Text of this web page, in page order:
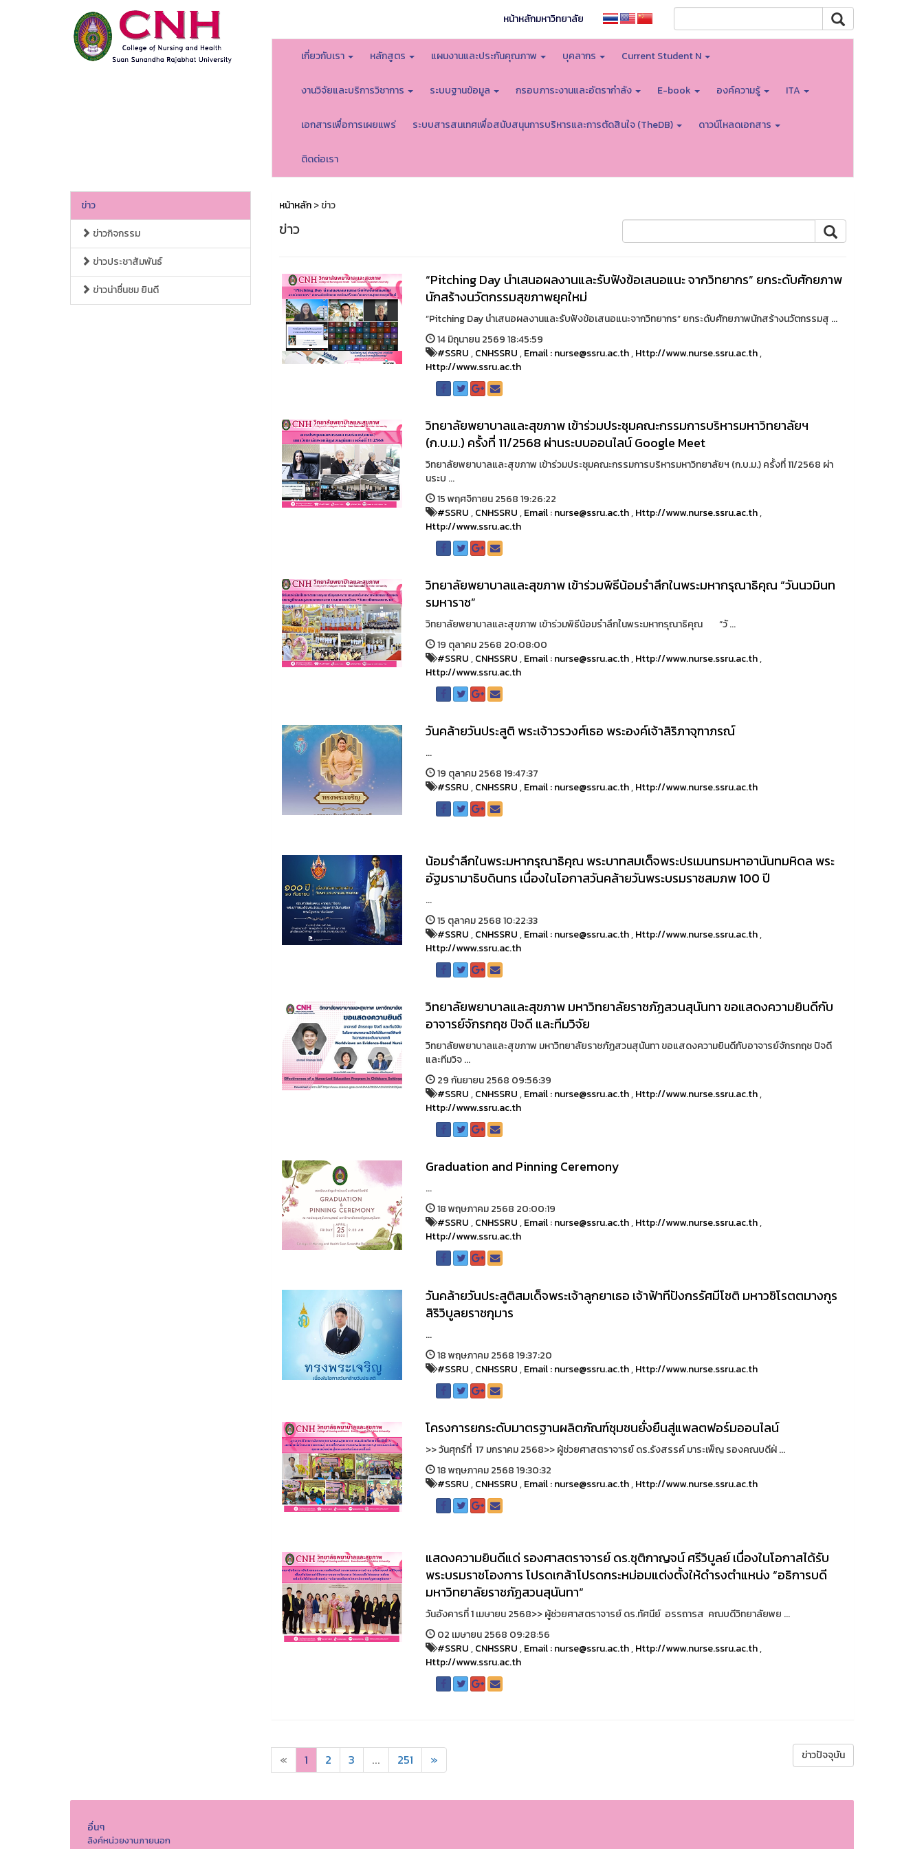
หน้าหลักมหาวิทยาลัย
เกี่ยวกับเรา หลักสูตร แผนงานและประกันคุณภาพ บุคลากร Current Student N
งานวิจัยและบริการวิชาการ ระบบฐานข้อมูล กรอบภาระงานและอัตรากำลัง E-book องค์ความรู้ ITA
เอกสารเพื่อการเผยแพร่ ระบบสารสนเทศเพื่อสนับสนุนการบริหารและการตัดสินใจ (TheDB) ดาวน์โหลดเอกสาร
ติดต่อเรา
ข่าว
ข่าวกิจกรรม
ข่าวประชาสัมพันธ์
ข่าวน่าชื่นชม ยินดี
หน้าหลัก> ข่าว
ข่าว
“Pitching Day นำเสนอผลงานและรับฟังข้อเสนอแนะ จากวิทยากร” ยกระดับศักยภาพ
นักสร้างนวัตกรรมสุขภาพยุคใหม่
“Pitching Day นำเสนอผลงานและรับฟังข้อเสนอแนะจากวิทยากร” ยกระดับศักยภาพนักสร้างนวัตกรรมสุ ...
14 มิถุนายน 2569 18:45:59
#SSRU,CNHSSRU,Email : nurse@ssru.ac.th,Http://www.nurse.ssru.ac.th,
Http://www.ssru.ac.th
วิทยาลัยพยาบาลและสุขภาพ เข้าร่วมประชุมคณะกรรมการบริหารมหาวิทยาลัยฯ
(ก.บ.ม.) ครั้งที่ 11/2568 ผ่านระบบออนไลน์ Google Meet
วิทยาลัยพยาบาลและสุขภาพ เข้าร่วมประชุมคณะกรรมการบริหารมหาวิทยาลัยฯ (ก.บ.ม.) ครั้งที่ 11/2568 ผ่า
นระบ ...
15 พฤศจิกายน 2568 19:26:22
#SSRU,CNHSSRU,Email : nurse@ssru.ac.th,Http://www.nurse.ssru.ac.th,
Http://www.ssru.ac.th
วิทยาลัยพยาบาลและสุขภาพ เข้าร่วมพิธีน้อมรำลึกในพระมหากรุณาธิคุณ “วันนวมินท
รมหาราช”
วิทยาลัยพยาบาลและสุขภาพ เข้าร่วมพิธีน้อมรำลึกในพระมหากรุณาธิคุณ “วั ...
19 ตุลาคม 2568 20:08:00
#SSRU,CNHSSRU,Email : nurse@ssru.ac.th,Http://www.nurse.ssru.ac.th,
Http://www.ssru.ac.th
วันคล้ายวันประสูติ พระเจ้าวรวงศ์เธอ พระองค์เจ้าสิริภาจุฑาภรณ์
...
19 ตุลาคม 2568 19:47:37
#SSRU,CNHSSRU,Email : nurse@ssru.ac.th,Http://www.nurse.ssru.ac.th
น้อมรำลึกในพระมหากรุณาธิคุณ พระบาทสมเด็จพระปรเมนทรมหาอานันทมหิดล พระ
อัฐมรามาธิบดินทร เนื่องในโอกาสวันคล้ายวันพระบรมราชสมภพ 100 ปี
...
15 ตุลาคม 2568 10:22:33
#SSRU,CNHSSRU,Email : nurse@ssru.ac.th,Http://www.nurse.ssru.ac.th,
Http://www.ssru.ac.th
วิทยาลัยพยาบาลและสุขภาพ มหาวิทยาลัยราชภัฏสวนสุนันทา ขอแสดงความยินดีกับ
อาจารย์จักรกฤช ปิจดี และทีมวิจัย
วิทยาลัยพยาบาลและสุขภาพ มหาวิทยาลัยราชภัฏสวนสุนันทา ขอแสดงความยินดีกับอาจารย์จักรกฤช ปิจดี
และทีมวิจ ...
29 กันยายน 2568 09:56:39
#SSRU,CNHSSRU,Email : nurse@ssru.ac.th,Http://www.nurse.ssru.ac.th,
Http://www.ssru.ac.th
Graduation and Pinning Ceremony
...
18 พฤษภาคม 2568 20:00:19
#SSRU,CNHSSRU,Email : nurse@ssru.ac.th,Http://www.nurse.ssru.ac.th,
Http://www.ssru.ac.th
วันคล้ายวันประสูติสมเด็จพระเจ้าลูกยาเธอ เจ้าฟ้าทีปังกรรัศมีโชติ มหาวชิโรตตมางกูร
สิริวิบูลยราชกุมาร
...
18 พฤษภาคม 2568 19:37:20
#SSRU,CNHSSRU,Email : nurse@ssru.ac.th,Http://www.nurse.ssru.ac.th
โครงการยกระดับมาตรฐานผลิตภัณฑ์ชุมชนยั่งยืนสู่แพลตฟอร์มออนไลน์
>> วันศุกร์ที่ 17 มกราคม 2568>> ผู้ช่วยศาสตราจารย์ ดร.รังสรรค์ มาระเพ็ญ รองคณบดีฝ่ ...
18 พฤษภาคม 2568 19:30:32
#SSRU,CNHSSRU,Email : nurse@ssru.ac.th,Http://www.nurse.ssru.ac.th
แสดงความยินดีแด่ รองศาสตราจารย์ ดร.ชุติกาญจน์ ศรีวิบูลย์ เนื่องในโอกาสได้รับ
พระบรมราชโองการ โปรดเกล้าโปรดกระหม่อมแต่งตั้งให้ดำรงตำแหน่ง “อธิการบดี
มหาวิทยาลัยราชภัฏสวนสุนันทา“
วันอังคารที่ 1 เมษายน 2568>> ผู้ช่วยศาสตราจารย์ ดร.ทัศนีย์ อรรถารส คณบดีวิทยาลัยพย ...
02 เมษายน 2568 09:28:56
#SSRU,CNHSSRU,Email : nurse@ssru.ac.th,Http://www.nurse.ssru.ac.th,
Http://www.ssru.ac.th
« 1 2 3 ... 251 » ข่าวปัจจุบัน
อื่นๆ
ลิงค์หน่วยงานภายนอก